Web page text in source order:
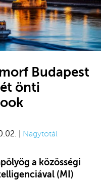
Budapest
önti
| Nagytotál
a közösségi
(MI)